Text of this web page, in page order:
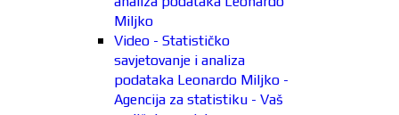
Miljko
Video - Statističko
savjetovanje i analiza
podataka Leonardo Miljko -
Agencija za statistiku - Vaš